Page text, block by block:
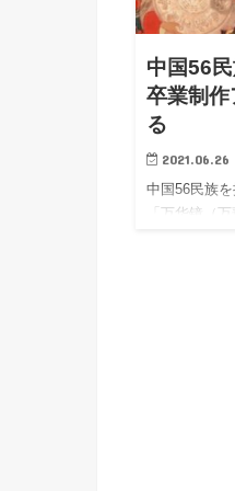
中国56
卒業制
る
2021.06.26
中国56民族
「万华镜（